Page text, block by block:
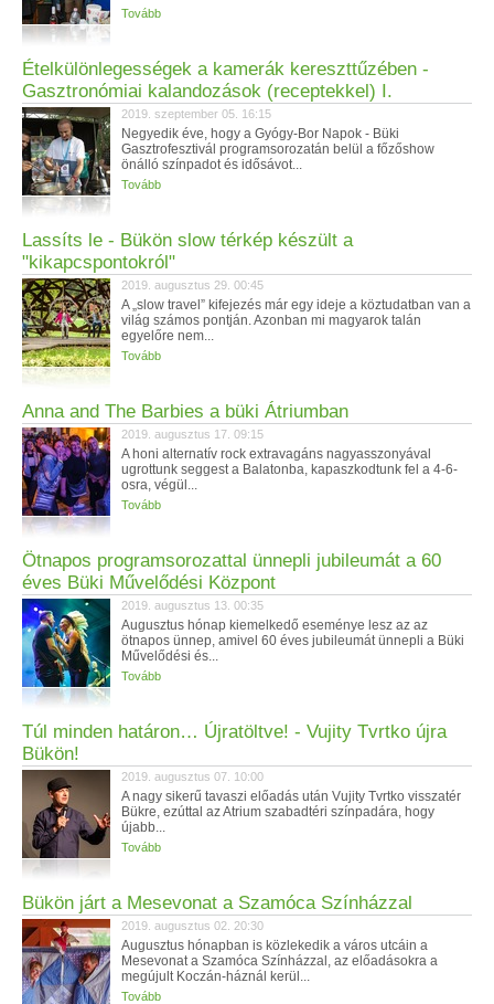
Tovább
Ételkülönlegességek a kamerák kereszttűzében -
Gasztronómiai kalandozások (receptekkel) I.
2019. szeptember 05. 16:15
Negyedik éve, hogy a Gyógy-Bor Napok - Büki
Gasztrofesztivál programsorozatán belül a főzőshow
önálló színpadot és idősávot...
Tovább
Lassíts le - Bükön slow térkép készült a
"kikapcspontokról"
2019. augusztus 29. 00:45
A „slow travel” kifejezés már egy ideje a köztudatban van a
világ számos pontján. Azonban mi magyarok talán
egyelőre nem...
Tovább
Anna and The Barbies a büki Átriumban
2019. augusztus 17. 09:15
A honi alternatív rock extravagáns nagyasszonyával
ugrottunk seggest a Balatonba, kapaszkodtunk fel a 4-6-
osra, végül...
Tovább
Ötnapos programsorozattal ünnepli jubileumát a 60
éves Büki Művelődési Központ
2019. augusztus 13. 00:35
Augusztus hónap kiemelkedő eseménye lesz az az
ötnapos ünnep, amivel 60 éves jubileumát ünnepli a Büki
Művelődési és...
Tovább
Túl minden határon… Újratöltve! - Vujity Tvrtko újra
Bükön!
2019. augusztus 07. 10:00
A nagy sikerű tavaszi előadás után Vujity Tvrtko visszatér
Bükre, ezúttal az Atrium szabadtéri színpadára, hogy
újabb...
Tovább
Bükön járt a Mesevonat a Szamóca Színházzal
2019. augusztus 02. 20:30
Augusztus hónapban is közlekedik a város utcáin a
Mesevonat a Szamóca Színházzal, az előadásokra a
megújult Koczán-háznál kerül...
Tovább